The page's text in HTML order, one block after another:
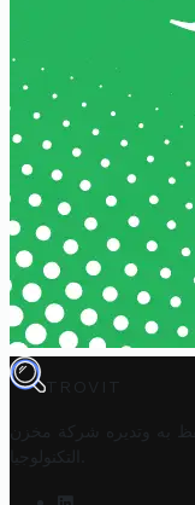
TROVIT
به وتديره
شركة مخزن
التكنولوجيا